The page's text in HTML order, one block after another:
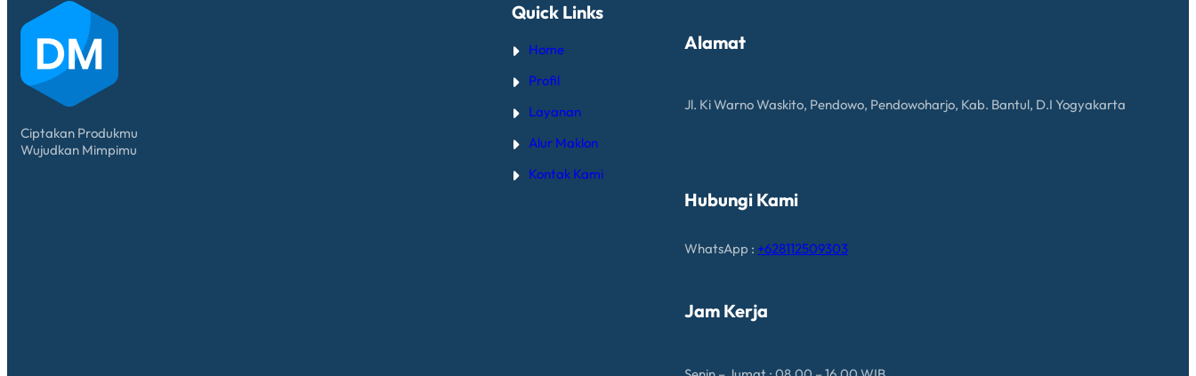
Ciptakan Produkmu
Wujudkan Mimpimu
Quick Links
Home
Profil
Layanan
Alur Maklon
Kontak Kami
Alamat
Jl. Ki Warno Waskito, Pendowo, Pendowoharjo, Kab. Bantul, D.I Yogyakarta
Hubungi Kami
WhatsApp : +628112509303
Jam Kerja